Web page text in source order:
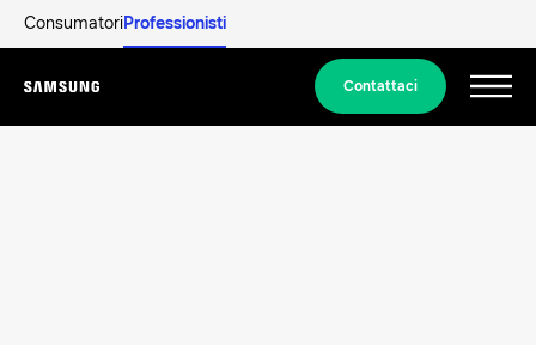
ConsumatoriProfessionisti
Menu
Contattaci